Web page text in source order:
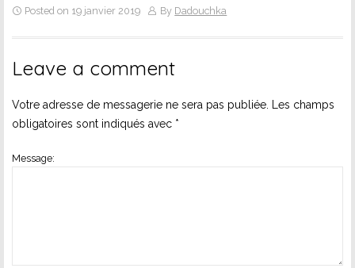
Posted on 19 janvier 2019 By Dadouchka
Leave a comment
Votre adresse de messagerie ne sera pas publiée.
Les champs
obligatoires sont indiqués avec *
Message: